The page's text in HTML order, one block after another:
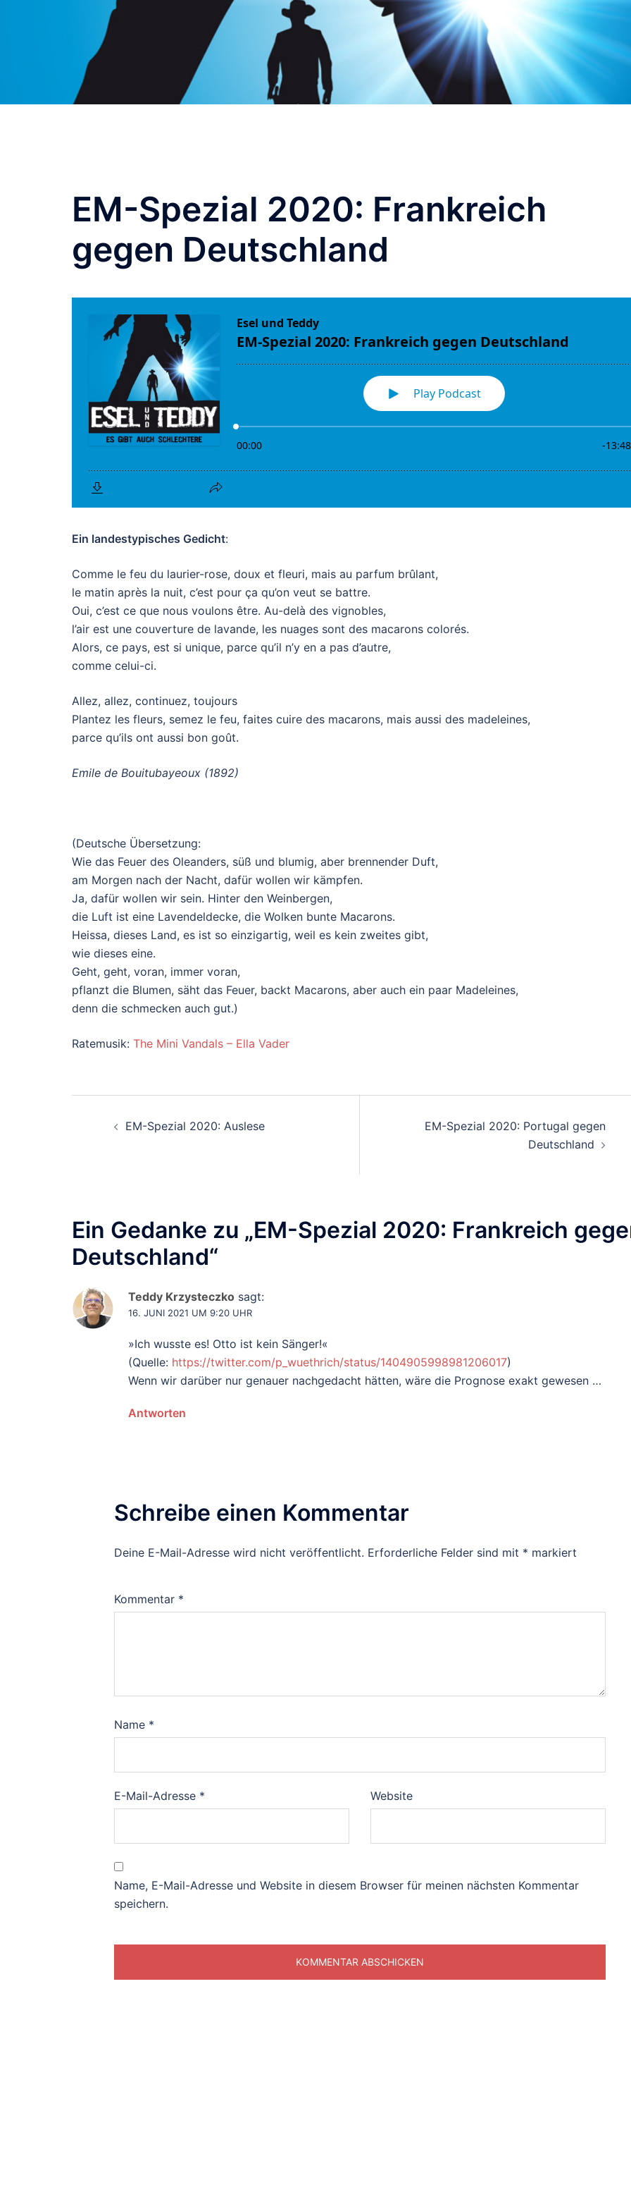
EM-Spezial 2020: Frankreich
gegen Deutschland
Ein landestypisches Gedicht:
Comme le feu du laurier-rose, doux et fleuri, mais au parfum brûlant,
le matin après la nuit, c’est pour ça qu’on veut se battre.
Oui, c’est ce que nous voulons être. Au-delà des vignobles,
l’air est une couverture de lavande, les nuages sont des macarons colorés.
Alors, ce pays, est si unique, parce qu’il n’y en a pas d’autre,
comme celui-ci.
Allez, allez, continuez, toujours
Plantez les fleurs, semez le feu, faites cuire des macarons, mais aussi des madeleines,
parce qu’ils ont aussi bon goût.
Emile de Bouitubayeoux (1892)
(Deutsche Übersetzung:
Wie das Feuer des Oleanders, süß und blumig, aber brennender Duft,
am Morgen nach der Nacht, dafür wollen wir kämpfen.
Ja, dafür wollen wir sein. Hinter den Weinbergen,
die Luft ist eine Lavendeldecke, die Wolken bunte Macarons.
Heissa, dieses Land, es ist so einzigartig, weil es kein zweites gibt,
wie dieses eine.
Geht, geht, voran, immer voran,
pflanzt die Blumen, säht das Feuer, backt Macarons, aber auch ein paar Madeleines,
denn die schmecken auch gut.)
Ratemusik: The Mini Vandals – Ella Vader
EM-Spezial 2020: Auslese
EM-Spezial 2020: Portugal gegen
Deutschland
Ein Gedanke zu „EM-Spezial 2020: Frankreich
Deutschland“
Teddy Krzysteczko sagt:
16. JUNI 2021 UM 9:20 UHR
»Ich wusste es! Otto ist kein Sänger!«
(Quelle: https://twitter.com/p_wuethrich/status/1404905998981206017)
Wenn wir darüber nur genauer nachgedacht hätten, wäre die Prognose exakt gewesen …
Antworten
Schreibe einen Kommentar
Deine E-Mail-Adresse wird nicht veröffentlicht. Erforderliche Felder sind mit * markiert
Kommentar *
Name *
E-Mail-Adresse * Website
Name, E-Mail-Adresse und Website in diesem Browser für meinen nächsten Kommentar
speichern.